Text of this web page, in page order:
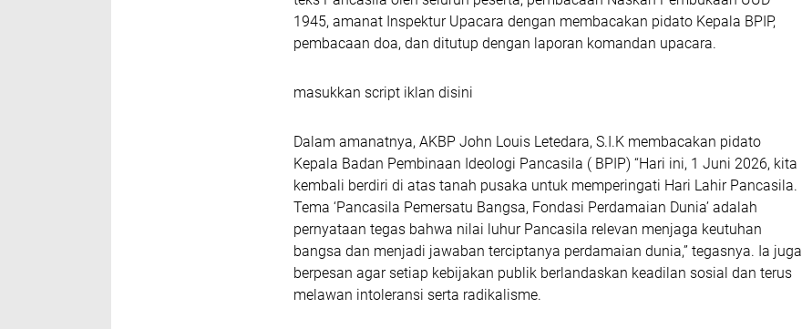
1945, amanat Inspektur Upacara dengan membacakan pidato Kepala BPIP,
pembacaan doa, dan ditutup dengan laporan komandan upacara.
masukkan script iklan disini
Dalam amanatnya, AKBP John Louis Letedara, S.I.K membacakan pidato
Kepala Badan Pembinaan Ideologi Pancasila ( BPIP) “Hari ini, 1 Juni 2026, kita
kembali berdiri di atas tanah pusaka untuk memperingati Hari Lahir Pancasila.
Tema ‘Pancasila Pemersatu Bangsa, Fondasi Perdamaian Dunia’ adalah
pernyataan tegas bahwa nilai luhur Pancasila relevan menjaga keutuhan
bangsa dan menjadi jawaban terciptanya perdamaian dunia,” tegasnya. Ia juga
berpesan agar setiap kebijakan publik berlandaskan keadilan sosial dan terus
melawan intoleransi serta radikalisme.